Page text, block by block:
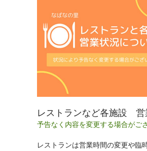
レストランなど各施設 営
予告なく内容を変更する場合がご
レストランは営業時間の変更や臨